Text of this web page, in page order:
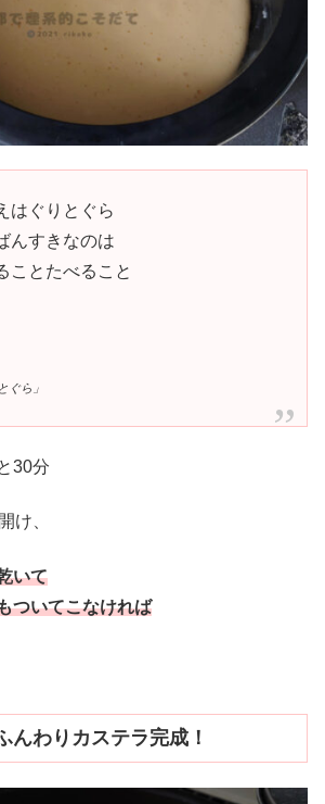
はぐりとぐら
んすきなのは
ことたべること
ぐら」
30分
け、
いて
ついてこなければ
んわりカステラ完成！